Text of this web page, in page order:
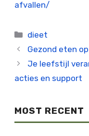
afvallen/
Categorieën
dieet
Gezond eten
Je leefstijl
acties en support
MOST RECENT